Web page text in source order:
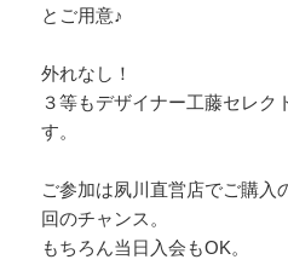
とご用意♪
外れなし！
３等もデザイナー工藤セレク
す。
ご参加は夙川直営店でご購入
回のチャンス。
もちろん当日入会もOK。